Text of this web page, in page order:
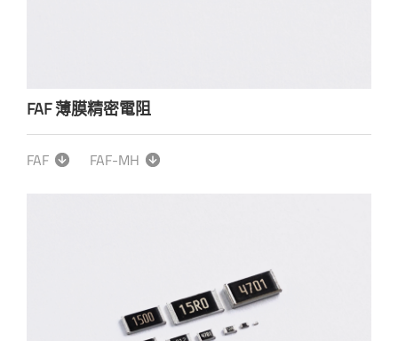
FAF 薄膜精密電阻
FAF FAF-MH